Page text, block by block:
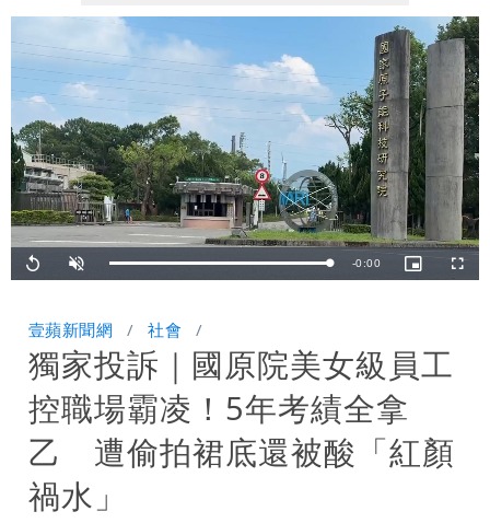
Replay Unmute Loaded:
100.00%
Remaining
-0:00
Picture-
in-
壹蘋新聞網 社會
獨家投訴｜國原院美女級員工
控職場霸凌！5年考績全拿
乙 遭偷拍裙底還被酸「紅顏
禍水」